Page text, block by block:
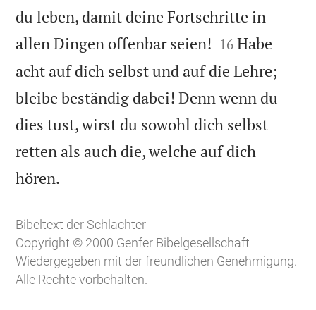
du leben, damit deine Fortschritte in
allen Dingen offenbar seien! 

16 Habe
acht auf dich selbst und auf die Lehre;
bleibe beständig dabei! Denn wenn du
dies tust, wirst du sowohl dich selbst
retten als auch die, welche auf dich
hören.
Bibeltext der Schlachter
Copyright © 2000 Genfer Bibelgesellschaft
Wiedergegeben mit der freundlichen Genehmigung.
Alle Rechte vorbehalten.